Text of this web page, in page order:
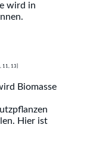
wird in
11, 13]
Biomasse
Hier ist